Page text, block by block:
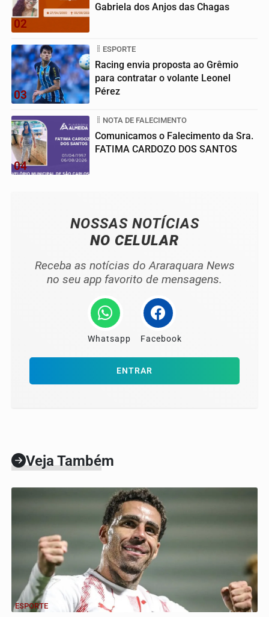
02
Gabriela dos Anjos das Chagas
03
ESPORTE
Racing envia proposta ao Grêmio
para contratar o volante Leonel
Pérez
04
NOTA DE FALECIMENTO
Comunicamos o Falecimento da Sra.
FATIMA CARDOZO DOS SANTOS
NOSSAS NOTÍCIAS
NO CELULAR
Receba as notícias do Araraquara News
no seu app favorito de mensagens.
Whatsapp Facebook
ENTRAR
Veja Também
ESPORTE